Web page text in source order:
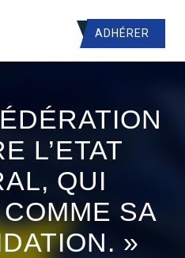
ADHÉRER
L’ETAT
QUI
SA
»